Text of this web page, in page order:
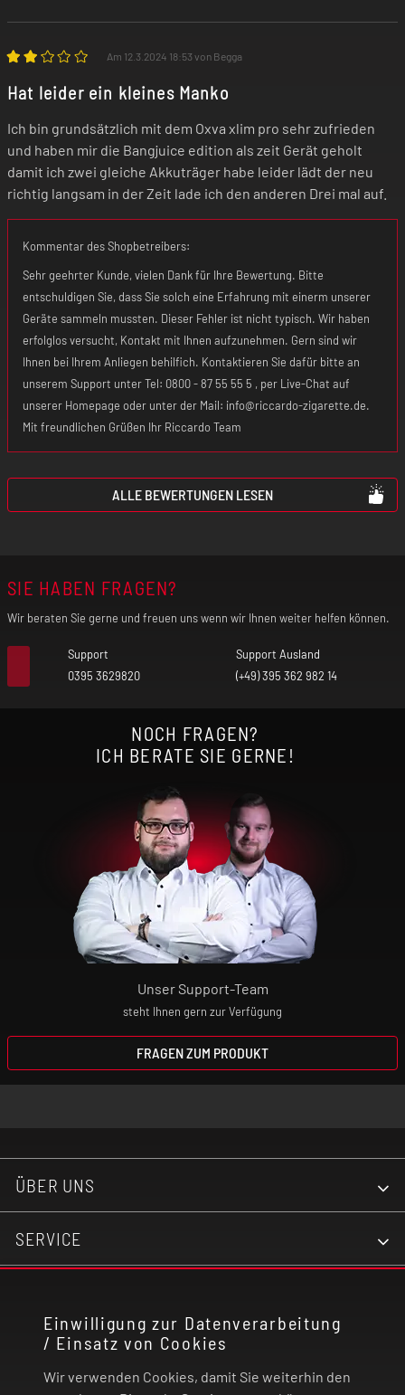
Einwilligung zur Datenverarbeitung
/ Einsatz von Cookies
Wir verwenden Cookies, damit Sie weiterhin den
Am 12.3.2024 18:53 von Begga
Hat leider ein kleines Manko
Ich bin grundsätzlich mit dem Oxva xlim pro sehr zufrieden
und haben mir die Bangjuice edition als zeit Gerät geholt
damit ich zwei gleiche Akkuträger habe leider lädt der neu
richtig langsam in der Zeit lade ich den anderen Drei mal auf.
Kommentar des Shopbetreibers:
Sehr geehrter Kunde, vielen Dank für Ihre Bewertung. Bitte
entschuldigen Sie, dass Sie solch eine Erfahrung mit einerm unserer
Geräte sammeln mussten. Dieser Fehler ist nicht typisch. Wir haben
erfolglos versucht, Kontakt mit Ihnen aufzunehmen. Gern sind wir
Ihnen bei Ihrem Anliegen behilfich. Kontaktieren Sie dafür bitte an
unserem Support unter Tel: 0800 - 87 55 55 5 , per Live-Chat auf
unserer Homepage oder unter der Mail: info@riccardo-zigarette.de.
Mit freundlichen Grüßen Ihr Riccardo Team
ALLE BEWERTUNGEN LESEN
SIE HABEN FRAGEN?
Wir beraten Sie gerne und freuen uns wenn wir Ihnen weiter helfen können.
Support
0395 3629820
Support Ausland
(+49) 395 362 982 14
NOCH FRAGEN?
ICH BERATE SIE GERNE!
Unser Support-Team
steht Ihnen gern zur Verfügung
FRAGEN ZUM PRODUKT
ÜBER UNS
SERVICE
RECHTLICHES